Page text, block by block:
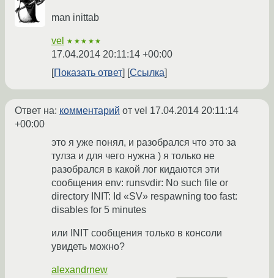
man inittab
vel ★★★★★
17.04.2014 20:11:14 +00:00
Показать ответ
Ссылка
Ответ на: комментарий от vel 17.04.2014 20:11:14
+00:00
это я уже понял, и разобрался что это за
тулза и для чего нужна ) я только не
разобрался в какой лог кидаются эти
сообщения env: runsvdir: No such file or
directory INIT: Id «SV» respawning too fast:
disables for 5 minutes
или INIT сообщения только в консоли
увидеть можно?
alexandrnew